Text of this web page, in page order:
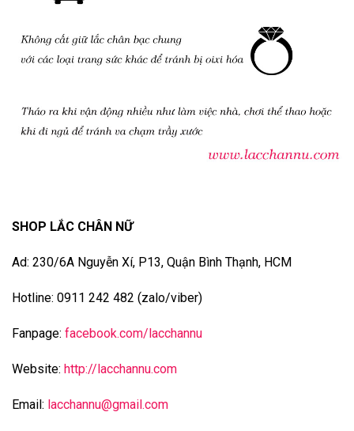
SHOP LẮC CHÂN NỮ
Ad: 230/6A Nguyễn Xí, P13, Quận Bình Thạnh, HCM
Hotline: 0911 242 482 (zalo/viber)
Fanpage: facebook.com/lacchannu
Website: http://lacchannu.com
Email: lacchannu@gmail.com